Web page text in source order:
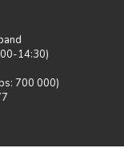
14:30)
700 000)